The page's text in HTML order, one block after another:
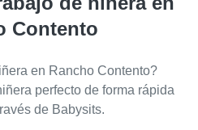
Contento
en Rancho Contento?
perfecto de forma rápida
de Babysits.